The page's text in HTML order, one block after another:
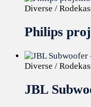
Diverse /
Philips
Diverse /
JBL